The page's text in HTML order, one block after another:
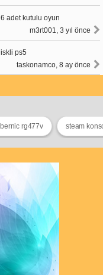
adet kutulu oyun
m3rt001, 3 yıl önce
ps5
taskonamco, 8 ay önce
rg477v steam